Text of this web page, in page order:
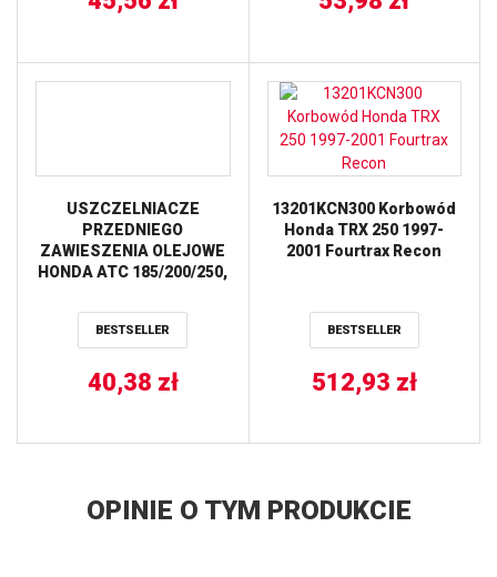
USZCZELNIACZE
PRZEDNIEGO
ZAWIESZENIA OLEJOWE
HONDA ATC 185/200/250,
KAWASAKI KX 60 83-03,
SUZUKI DRZ 125 03-16,
BESTSELLER
40,38 zł
13201KCN300 Korbowód
Honda TRX 250 1997-
2001 Fourtrax Recon
BESTSELLER
512,93 zł
OPINIE O TYM PRODUKCIE